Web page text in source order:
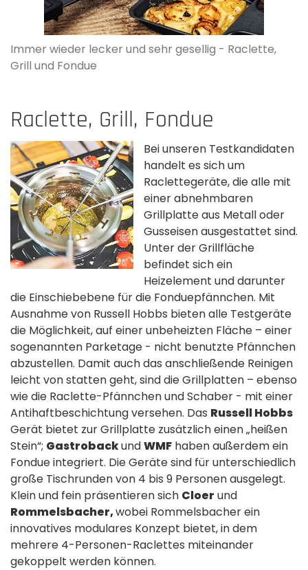
Immer wieder lecker und sehr gesellig - Raclette,
Grill und Fondue
Raclette, Grill, Fondue
Bei unseren Testkandidaten
handelt es sich um
Raclettegeräte, die alle mit
einer abnehmbaren
Grillplatte aus Metall oder
Gusseisen ausgestattet sind.
Unter der Grillfläche
befindet sich ein
Heizelement und darunter
die Einschiebebene für die Fonduepfännchen. Mit
Ausnahme von Russell Hobbs bieten alle Testgeräte
die Möglichkeit, auf einer unbeheizten Fläche – einer
sogenannten Parketage - nicht benutzte Pfännchen
abzustellen. Damit auch das anschließende Reinigen
leicht von statten geht, sind die Grillplatten – ebenso
wie die Raclette-Pfännchen und Schaber - mit einer
Antihaftbeschichtung versehen. Das Russell Hobbs
Gerät bietet zur Grillplatte zusätzlich einen „heißen
Stein“; GastrobackundWMF haben außerdem ein
Fondue integriert. Die Geräte sind für unterschiedlich
große Tischrunden von 4 bis 9 Personen ausgelegt.
Klein und fein präsentieren sich Cloer und
Rommelsbacher,wobei Rommelsbacher ein
innovatives modulares Konzept bietet, in dem
mehrere 4-Personen-Raclettes miteinander
gekoppelt werden können.